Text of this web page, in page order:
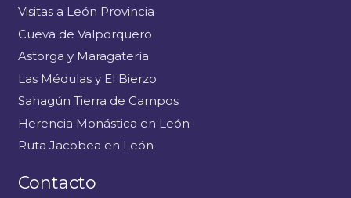
Visitas a León Provincia
Cueva de Valporquero
Astorga y Maragatería
Las Médulas y El Bierzo
Sahagún Tierra de Campos
Herencia Monástica en León
Ruta Jacobea en León
Contacto